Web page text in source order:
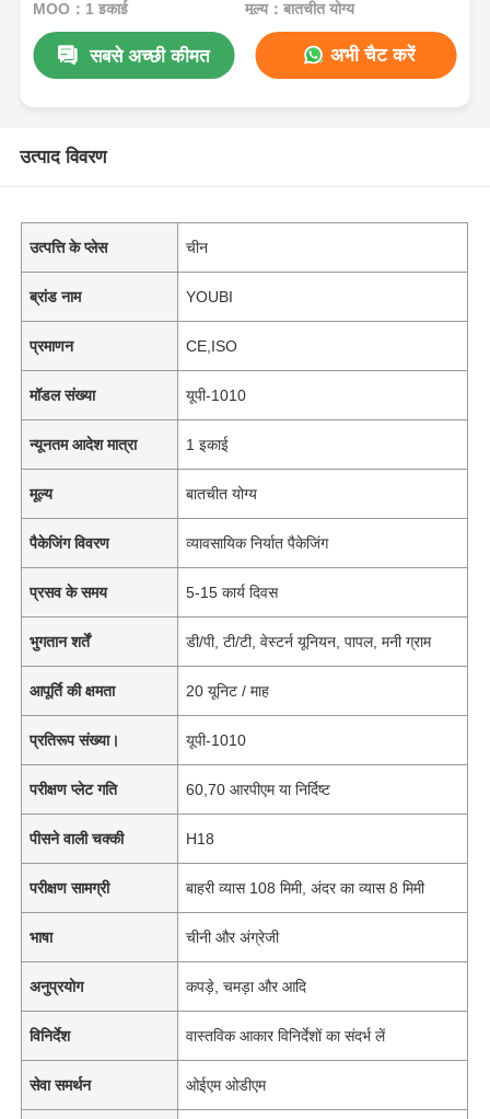
MOQ：1 इकाई मूल्य：बातचीत योग्य
सबसे अच्छी कीमत अभी चैट करें
उत्पाद विवरण
उत्पत्ति के प्लेस चीन
ब्रांड नाम YOUBI
प्रमाणन CE,ISO
मॉडल संख्या यूपी-1010
न्यूनतम आदेश मात्रा 1 इकाई
मूल्य बातचीत योग्य
पैकेजिंग विवरण व्यावसायिक निर्यात पैकेजिंग
प्रसव के समय 5-15 कार्य दिवस
भुगतान शर्तें डी/पी, टी/टी, वेस्टर्न यूनियन, पापल, मनी ग्राम
आपूर्ति की क्षमता 20 यूनिट / माह
प्रतिरूप संख्या। यूपी-1010
परीक्षण प्लेट गति 60,70 आरपीएम या निर्दिष्ट
पीसने वाली चक्की H18
परीक्षण सामग्री बाहरी व्यास 108 मिमी, अंदर का व्यास 8 मिमी
भाषा चीनी और अंग्रेजी
अनुप्रयोग कपड़े, चमड़ा और आदि
विनिर्देश वास्तविक आकार विनिर्देशों का संदर्भ लें
सेवा समर्थन ओईएम ओडीएम